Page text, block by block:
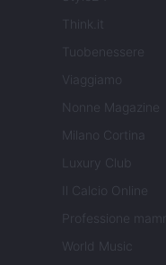
Think.it
Tuobenessere
Viaggiamo
Nonne Magazine
Milano Cortina
Luxury Club
Il Calcio Online
Professione
World Music